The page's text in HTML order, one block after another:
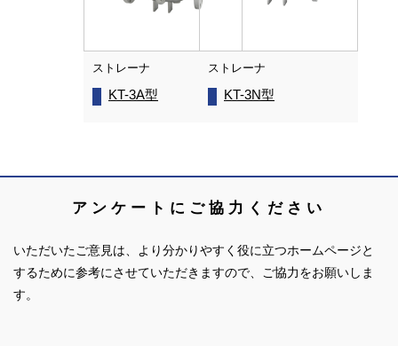
ストレーナ
KT-3A型
ストレーナ
KT-3N型
アンケートにご協力ください
いただいたご意見は、より分かりやすく役に立つホームページと
するために参考にさせていただきますので、ご協力をお願いしま
す。